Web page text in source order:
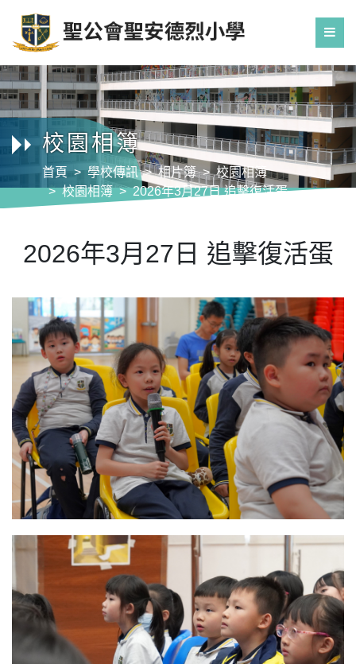
校園相簿
首頁 學校傳訊 相片簿
校園相簿
校園相簿
2026年3月27日 追擊復活蛋
2026年3月27日 追擊復活蛋